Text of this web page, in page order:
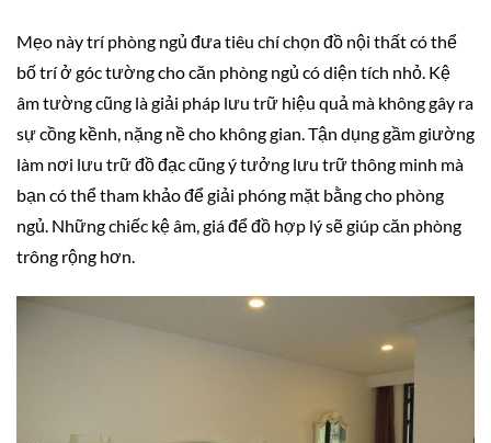
Mẹo này trí phòng ngủ đưa tiêu chí chọn đồ nội thất có thể
bố trí ở góc tường cho căn phòng ngủ có diện tích nhỏ. Kệ
âm tường cũng là giải pháp lưu trữ hiệu quả mà không gây ra
sự cồng kềnh, nặng nề cho không gian. Tận dụng gầm giường
làm nơi lưu trữ đồ đạc cũng ý tưởng lưu trữ thông minh mà
bạn có thể tham khảo để giải phóng mặt bằng cho phòng
ngủ. Những chiếc kệ âm, giá để đồ hợp lý sẽ giúp căn phòng
trông rộng hơn.